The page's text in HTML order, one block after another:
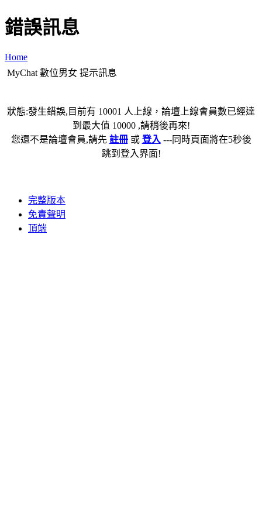
錯誤訊息
Home
MyChat 數位男女 提示訊息
狀態:發生錯誤,目前有 10001 人上線，論壇上線會員數已經達
到最大值 10000 ,請稍後再來!
您還不是論壇會員,請先 註冊或 登入 ---同時頁面將在5秒後
跳到登入界面!
完整版本
免責聲明
頂端